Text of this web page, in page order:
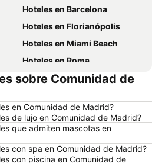
Hoteles en Barcelona
Hoteles en Florianópolis
Hoteles en Miami Beach
Hoteles en Roma
Hoteles en Puerto Montt
Hoteles en Búzios
Hoteles en Arica
Hoteles en Brasil
sobre Comunidad de
en Comunidad de Madrid?
de lujo en Comunidad de Madrid?
que admiten mascotas en
con spa en Comunidad de Madrid?
con piscina en Comunidad de